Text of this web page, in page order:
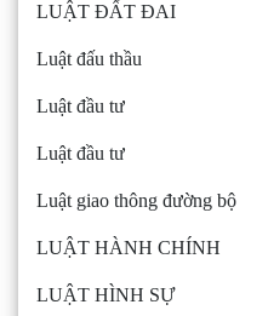
LUẬT ĐẤT ĐAI
Luật đấu thầu
Luật đầu tư
Luật đầu tư
Luật giao thông đường bộ
LUẬT HÀNH CHÍNH
LUẬT HÌNH SỰ